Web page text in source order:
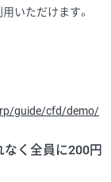
いただけます。
guide/cfd/demo/
なく全員に200円